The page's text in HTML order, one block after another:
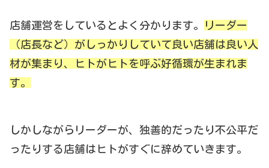
店舗運営をしているとよく分かります。
リーダー
（店長など）がしっかりしていて良い店舖は良い人
材が集まり、ヒトがヒトを呼ぶ好循環が生まれま
す。
しかしながらリーダーが、独善的だったり不公平だ
ったりする店舗はヒトがすぐに辞めていきます。